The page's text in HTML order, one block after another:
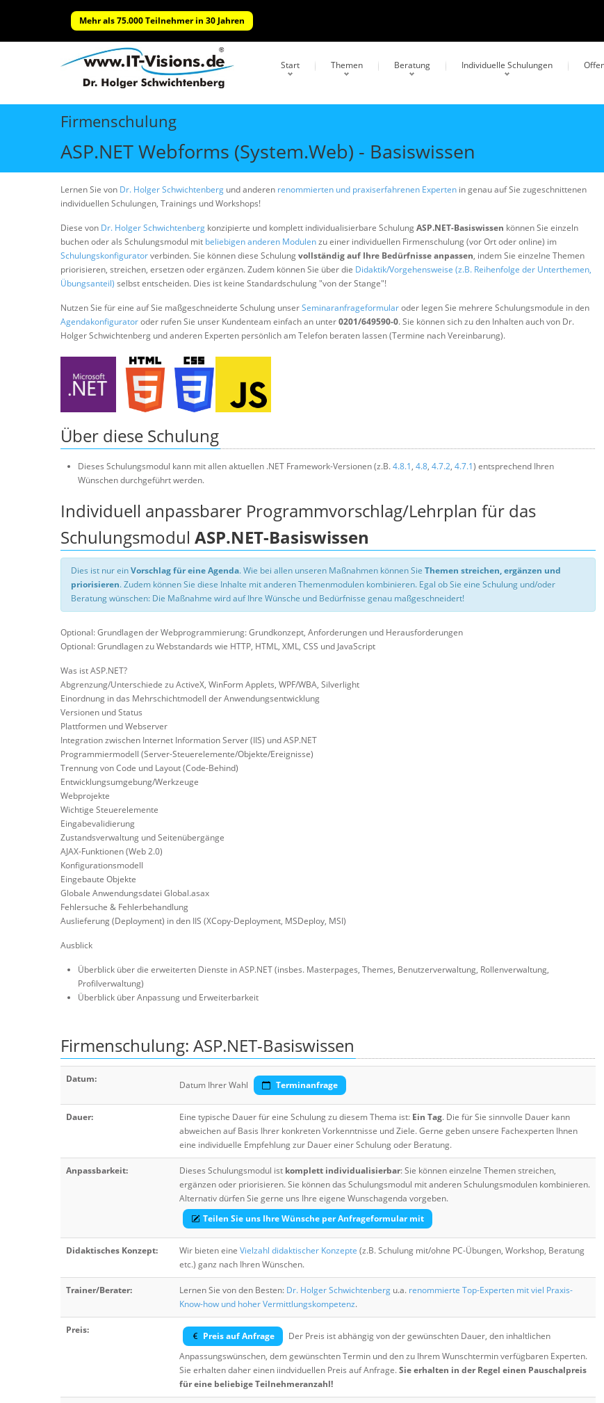
Mehr als 75.000 Teilnehmer in 30 Jahren
Start Themen Beratung Individuelle Schulungen
Firmenschulung
ASP.NET Webforms (System.Web) - Basiswissen
Lernen Sie von Dr. Holger Schwichtenberg und anderen renommierten und praxiserfahrenen Experten in genau auf Sie zugeschnittenen
individuellen Schulungen, Trainings und Workshops!
Diese von Dr. Holger Schwichtenberg konzipierte und komplett individualisierbare SchulungASP.NET-Basiswissen können Sie einzeln
buchen oder als Schulungsmodul mit beliebigen anderen Modulenzu einer individuellen Firmenschulung (vor Ort oder online) im
Schulungskonfiguratorverbinden. Sie können diese Schulungvollständig auf Ihre Bedürfnisse anpassen, indem Sie einzelne Themen
priorisieren, streichen, ersetzen oder ergänzen. Zudem können Sie über die Didaktik/Vorgehensweise (z.B. Reihenfolge der Unterthemen,
Übungsanteil) selbst entscheiden. Dies ist keine Standardschulung "von der Stange"!
Nutzen Sie für eine auf Sie maßgeschneiderte Schulung unserSeminaranfrageformularoder legen Sie mehrere Schulungsmodule in den
Agendakonfiguratoroder rufen Sie unser Kundenteam einfach an unter0201/649590-0. Sie können sich zu den Inhalten auch von Dr.
Holger Schwichtenberg und anderen Experten persönlich am Telefon beraten lassen (Termine nach Vereinbarung).
Über diese Schulung
Dieses Schulungsmodul kann mit allen aktuellen .NET Framework-Versionen (z.B.4.8.1, 4.8, 4.7.2, 4.7.1) entsprechend Ihren
Wünschen durchgeführt werden.
Individuell anpassbarer Programmvorschlag/Lehrplan für das
Schulungsmodul ASP.NET-Basiswissen
Dies ist nur einVorschlag für eine Agenda. Wie bei allen unseren Maßnahmen können Sie Themen streichen, ergänzen und
priorisieren. Zudem können Sie diese Inhalte mit anderen Themenmodulen kombinieren. Egal ob Sie eine Schulung und/oder
Beratung wünschen: Die Maßnahme wird auf Ihre Wünsche und Bedürfnisse genau maßgeschneidert!
Optional: Grundlagen der Webprogrammierung: Grundkonzept, Anforderungen und Herausforderungen
Optional: Grundlagen zu Webstandards wie HTTP, HTML, XML, CSS und JavaScript
Was ist ASP.NET?
Abgrenzung/Unterschiede zu ActiveX, WinForm Applets, WPF/WBA, Silverlight
Einordnung in das Mehrschichtmodell der Anwendungsentwicklung
Versionen und Status
Plattformen und Webserver
Integration zwischen Internet Information Server (IIS) und ASP.NET
Programmiermodell (Server-Steuerelemente/Objekte/Ereignisse)
Trennung von Code und Layout (Code-Behind)
Entwicklungsumgebung/Werkzeuge
Webprojekte
Wichtige Steuerelemente
Eingabevalidierung
Zustandsverwaltung und Seitenübergänge
AJAX-Funktionen (Web 2.0)
Konfigurationsmodell
Eingebaute Objekte
Globale Anwendungsdatei Global.asax
Fehlersuche & Fehlerbehandlung
Auslieferung (Deployment) in den IIS (XCopy-Deployment, MSDeploy, MSI)
Ausblick
Überblick über die erweiterten Dienste in ASP.NET (insbes. Masterpages, Themes, Benutzerverwaltung, Rollenverwaltung,
Profilverwaltung)
Überblick über Anpassung und Erweiterbarkeit
Firmenschulung: ASP.NET-Basiswissen
Datum:
Datum Ihrer Wahl Terminanfrage
Dauer: Eine typische Dauer für eine Schulung zu diesem Thema ist: Ein Tag. Die für Sie sinnvolle Dauer kann
abweichen auf Basis Ihrer konkreten Vorkenntnisse und Ziele. Gerne geben unsere Fachexperten Ihnen
eine individuelle Empfehlung zur Dauer einer Schulung oder Beratung.
Anpassbarkeit: Dieses Schulungsmodul ist komplett individualisierbar: Sie können einzelne Themen streichen,
ergänzen oder priorisieren. Sie können das Schulungsmodul mit anderen Schulungsmodulen kombinieren.
Alternativ dürfen Sie gerne uns Ihre eigene Wunschagenda vorgeben.
Teilen Sie uns Ihre Wünsche per Anfrageformular mit
Didaktisches Konzept: Wir bieten eine Vielzahl didaktischer Konzepte (z.B. Schulung mit/ohne PC-Übungen, Workshop, Beratung
etc.) ganz nach Ihren Wünschen.
Trainer/Berater: Lernen Sie von den Besten: Dr. Holger Schwichtenberg u.a. renommierte Top-Experten mit viel Praxis-
Know-how und hoher Vermittlungskompetenz.
Preis:
Preis auf Anfrage
Der Preis ist abhängig von der gewünschten Dauer, den inhaltlichen
Anpassungswünschen, dem gewünschten Termin und den zu Ihrem Wunschtermin verfügbaren Experten.
Sie erhalten daher einen iindviduellen Preis auf Anfrage.Sie erhalten in der Regel einen Pauschalpreis
für eine beliebige Teilnehmeranzahl!